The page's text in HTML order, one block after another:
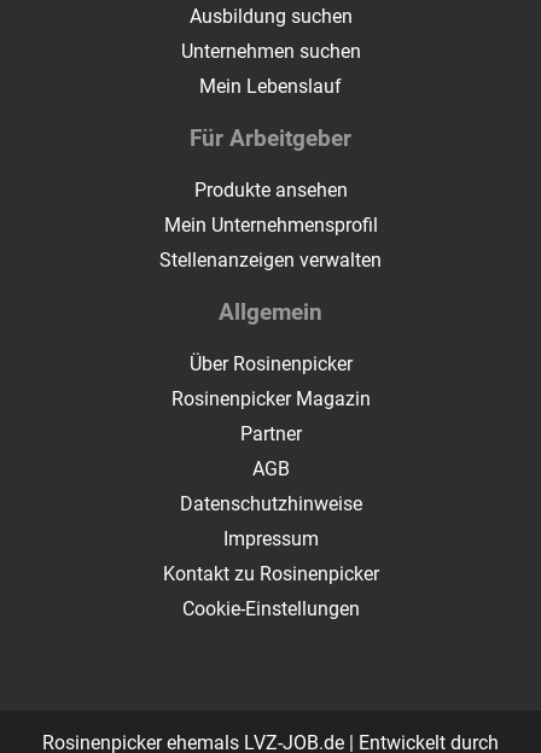
Ausbildung suchen
Unternehmen suchen
Mein Lebenslauf
Für Arbeitgeber
Produkte ansehen
Mein Unternehmensprofil
Stellenanzeigen verwalten
Allgemein
Über Rosinenpicker
Rosinenpicker Magazin
Partner
AGB
Datenschutzhinweise
Impressum
Kontakt zu Rosinenpicker
Cookie-Einstellungen
Rosinenpicker ehemals LVZ-JOB.de | Entwickelt durch